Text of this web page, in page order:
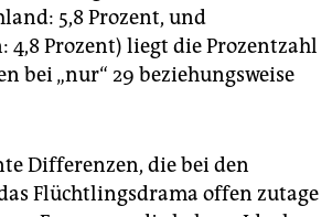
5,8 Prozent, und
Prozent) liegt die Prozentzahl
bei „nur“ 29 beziehungsweise
Differenzen, die bei den
Flüchtlingsdrama offen zutage